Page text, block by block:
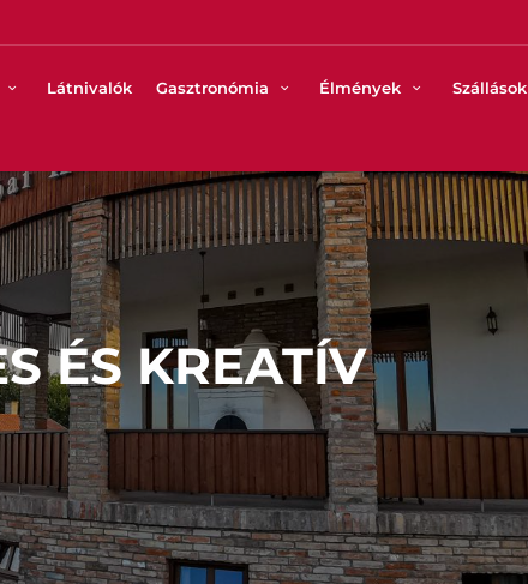
Látnivalók Gasztronómia Élmények Szállások
ÉS KREATÍV